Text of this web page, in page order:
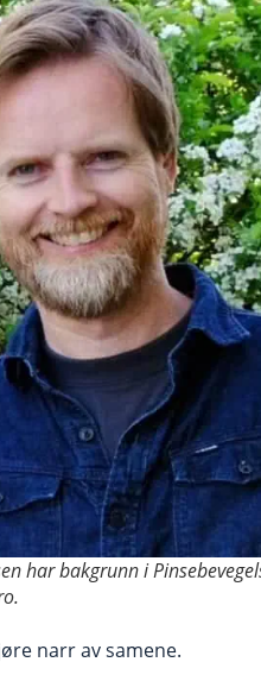
har bakgrunn i
narr av samene.